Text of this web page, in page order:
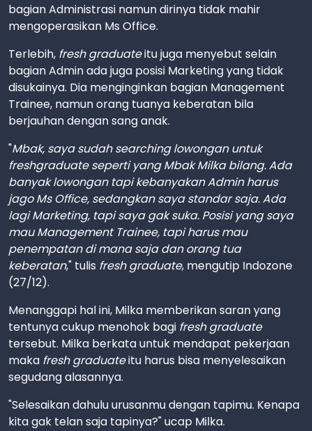
bagian Administrasi namun dirinya tidak mahir
mengoperasikan Ms Office.
Terlebih, fresh graduateitu juga menyebut selain
bagian Admin ada juga posisi Marketing yang tidak
disukainya. Dia menginginkan bagian Management
Trainee, namun orang tuanya keberatan bila
berjauhan dengan sang anak.
"Mbak, saya sudah searching lowongan untuk
freshgraduate seperti yang Mbak Milka bilang. Ada
banyak lowongan tapi kebanyakan Admin harus
jago Ms Office, sedangkan saya standar saja. Ada
lagi Marketing, tapi saya gak suka. Posisi yang saya
mau Management Trainee, tapi harus mau
penempatan di mana saja dan orang tua
keberatan," tulis fresh graduate, mengutip Indozone
(27/12).
Menanggapi hal ini, Milka memberikan saran yang
tentunya cukup menohok bagi fresh graduate
tersebut. Milka berkata untuk mendapat pekerjaan
maka fresh graduateitu harus bisa menyelesaikan
segudang alasannya.
"Selesaikan dahulu urusanmu dengan tapimu. Kenapa
kita gak telan saja tapinya?" ucap Milka.